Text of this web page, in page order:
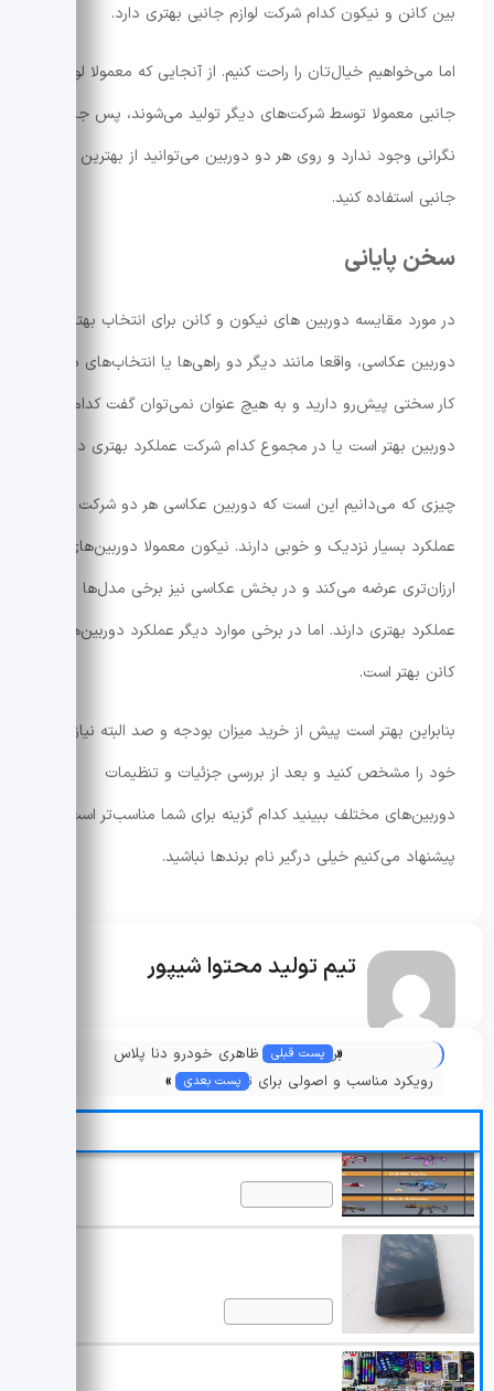
بین کانن و نیکون کدام شرکت لوازم جانبی بهتری دارد.
اما می‌خواهیم خیال‌تان را راحت کنیم. از آنجایی که معمولا لوازم
جانبی معمولا توسط شرکت‌های دیگر تولید می‌شوند، پس جای
نگرانی وجود ندارد و روی هر دو دوربین می‌توانید از بهترین لوازم
جانبی استفاده کنید.
سخن پایانی
در مورد مقایسه دوربین های نیکون و کانن برای انتخاب بهترین
دوربین عکاسی، واقعا مانند دیگر دو راهی‌ها یا انتخاب‌های دوگانه
کار سختی پیش‌رو دارید و به هیچ عنوان نمی‌توان گفت کدام
دوربین بهتر است یا در مجموع کدام شرکت عملکرد بهتری دارد.
چیزی که می‌دانیم این است که دوربین‌ عکاسی هر دو شرکت
عملکرد بسیار نزدیک و خوبی دارند. نیکون معمولا دوربین‌های
ارزان‌تری عرضه می‌کند و در بخش عکاسی نیز برخی مدل‌ها
عملکرد بهتری دارند. اما در برخی موارد دیگر عملکرد دوربین‌های
کانن بهتر است.
بنابراین بهتر است پیش از خرید میزان بودجه و صد البته نیازهای
خود را مشخص کنید و بعد از بررسی جزئیات و تنظیمات
دوربین‌های مختلف ببینید کدام گزینه برای شما مناسب‌تر است.
پیشنهاد می‌کنیم خیلی درگیر نام برندها نباشید.
تیم تولید محتوا شیپور
« پست قبلی
بررسی فنی و ظاهری خودرو دنا پلاس
رویکرد مناسب و اصولی برای تعدیل نیرو
چیست؟
پست بعدی »